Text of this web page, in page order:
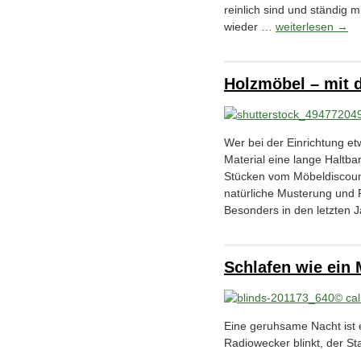
reinlich sind und ständig
wieder … weiterlesen →
Holzmöbel – mit
Wer bei der Einrichtung
Material eine lange
Stücken vom
natürliche Musterung und
Besonders in den letzten
Schlafen wie ein
Eine geruhsame Nacht
Radiowecker blinkt, der